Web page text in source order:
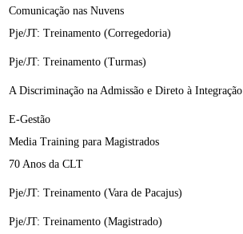
Comunicação nas Nuvens
Pje/JT: Treinamento (Corregedoria)
Pje/JT: Treinamento (Turmas)
A Discriminação na Admissão e Direto à Integração
E-Gestão
Media Training para Magistrados
70 Anos da CLT
Pje/JT: Treinamento (Vara de Pacajus)
Pje/JT: Treinamento (Magistrado)